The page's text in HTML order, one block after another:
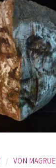
/ VON MAGRUE